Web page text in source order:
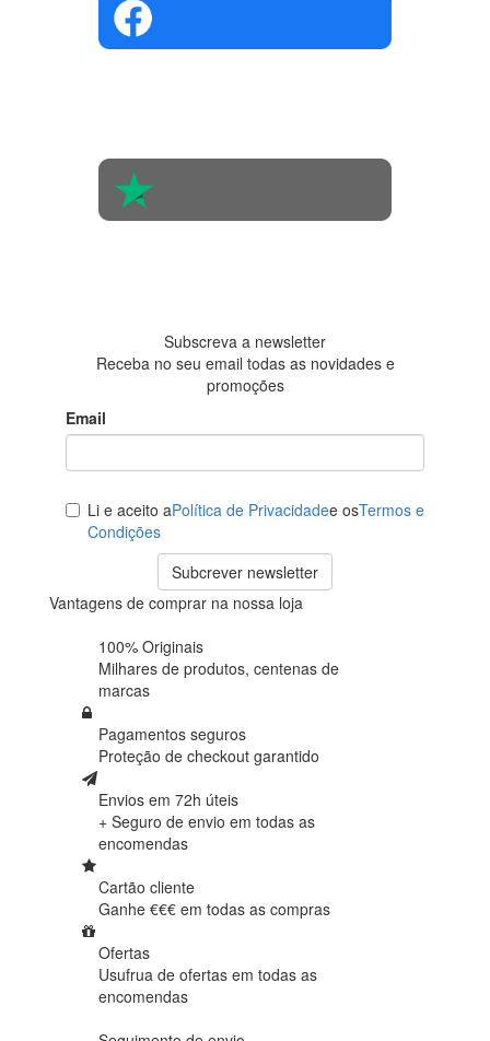
Subscreva a newsletter
Receba no seu email todas as novidades e
promoções
Email
Li e aceito aPolítica de Privacidadee osTermos e
Condições
Subcrever newsletter
Vantagens de comprar na nossa loja
100% Originais
Milhares de produtos, centenas de
marcas
Pagamentos seguros
Proteção de checkout garantido
Envios em 72h úteis
+ Seguro de envio em todas as
encomendas
Cartão cliente
Ganhe €€€ em todas as compras
Ofertas
Usufrua de ofertas em todas as
encomendas